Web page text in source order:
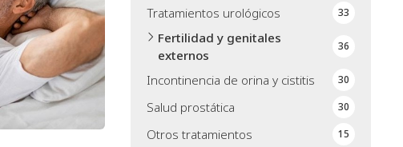
Tratamientos urológicos 33
Fertilidad y genitales
externos
36
Incontinencia de orina y cistitis 30
Salud prostática 30
Otros tratamientos 15